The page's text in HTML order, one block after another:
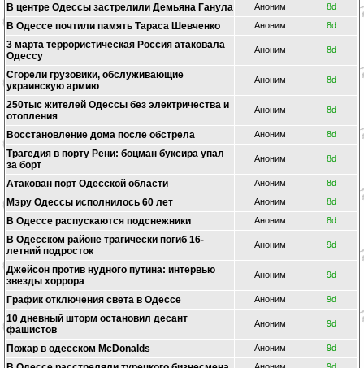
В центре Одессы застрелили Демьяна Ганула Аноним 8d
В Одессе почтили память Тараса Шевченко Аноним 8d
3 марта террористическая Россия атаковала
Одессу
Аноним 8d
Сгорели грузовики, обслуживающие
украинскую армию
Аноним 8d
250тыс жителей Одессы без электричества и
отопления
Аноним 8d
Восстановление дома после обстрела Аноним 8d
Трагедия в порту Рени: боцман буксира упал
за борт
Аноним 8d
Атакован порт Одесской области Аноним 8d
Мэру Одессы исполнилось 60 лет Аноним 8d
В Одессе распускаются подснежники Аноним 8d
В Одесском районе трагически погиб 16-
летний подросток
Аноним 9d
Джейсон против нудного путина: интервью
звезды хоррора
Аноним 9d
График отключения света в Одессе Аноним 9d
10 дневный шторм остановил десант
фашистов
Аноним 9d
Пожар в одесском McDonalds Аноним 9d